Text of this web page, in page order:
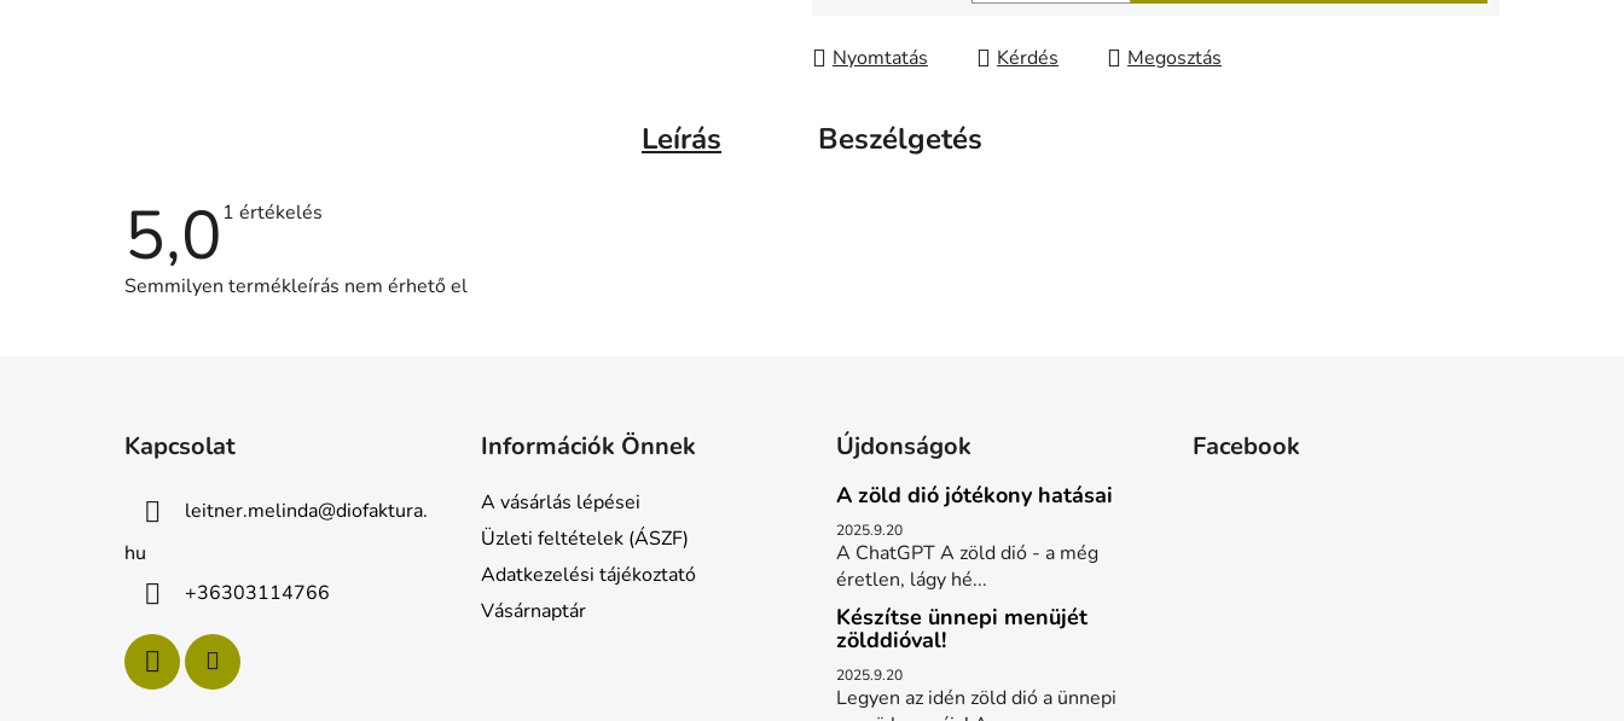
Nyomtatás Kérdés Megosztás
Leírás Beszélgetés
5,0 A
5-
1 értékelés
Semmilyen termékleírás nem érhető el
Kapcsolat
leitner.melinda@diofaktura.
hu
+36303114766
Információk Önnek
A vásárlás lépései
Üzleti feltételek (ÁSZF)
Adatkezelési tájékoztató
Vásárnaptár
Újdonságok
A zöld dió jótékony hatásai
2025.9.20
A ChatGPT A zöld dió - a még
éretlen, lágy hé...
Készítse ünnepi menüjét
zölddióval!
2025.9.20
Legyen az idén zöld dió a ünnepi
Facebook